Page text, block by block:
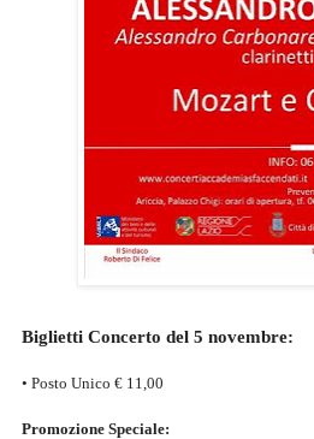
Biglietti Concerto del 5 novembre:
• Posto Unico € 11,00
Promozione Speciale: